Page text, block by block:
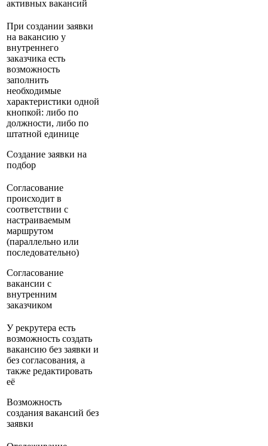
активных вакансий
При создании заявки
на вакансию у
внутреннего
заказчика есть
возможность
заполнить
необходимые
характеристики одной
кнопкой: либо по
должности, либо по
штатной единице
Создание заявки на
подбор
Согласование
происходит в
соответствии с
настраиваемым
маршрутом
(параллельно или
последовательно)
Согласование
вакансии с
внутренним
заказчиком
У рекрутера есть
возможность создать
вакансию без заявки и
без согласования, а
также редактировать
её
Возможность
создания вакансий без
заявки